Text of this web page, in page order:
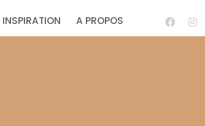
INSPIRATION A PROPOS